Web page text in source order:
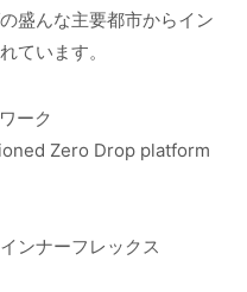
盛んな主要都市からイン
ています。
ーク
Zero Drop platform
ンナーフレックス